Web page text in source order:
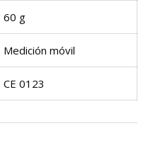
60 g
Medición móvil
CE 0123